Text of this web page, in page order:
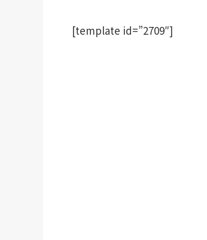
[template id=”2709″]